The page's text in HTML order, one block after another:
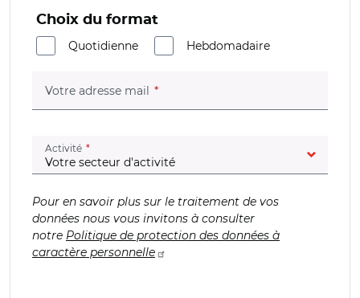
Choix du format
Quotidienne
Hebdomadaire
Votre adresse mail (champ obligatoire)
Activité (champ obligatoire)
Pour en savoir plus sur le traitement de vos
données nous vous invitons à consulter
notre Politique de protection des données à
caractère personnelle